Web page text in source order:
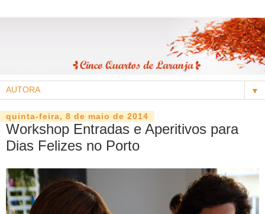
▼
quinta-feira, 8 de maio de 2014
Workshop Entradas e Aperitivos para
Dias Felizes no Porto